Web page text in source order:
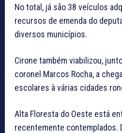
No total, já são 38 veículos
recursos de emenda do
diversos municípios.
Cirone também viabilizou,
coronel Marcos Rocha, a
escolares à várias cidades
Alta Floresta do Oeste está
recentemente contemplados.